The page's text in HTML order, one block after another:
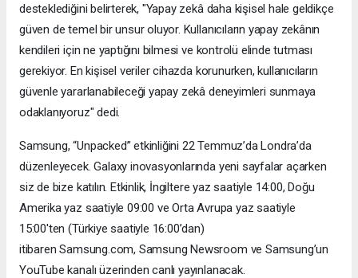
desteklediğini belirterek, "Yapay zekâ daha kişisel hale geldikçe
güven de temel bir unsur oluyor. Kullanıcıların yapay zekânın
kendileri için ne yaptığını bilmesi ve kontrolü elinde tutması
gerekiyor. En kişisel veriler cihazda korunurken, kullanıcıların
güvenle yararlanabileceği yapay zekâ deneyimleri sunmaya
odaklanıyoruz" dedi.
Samsung, “Unpacked” etkinliğini 22 Temmuz’da Londra’da
düzenleyecek. Galaxy inovasyonlarında yeni sayfalar açarken
siz de bize katılın. Etkinlik, İngiltere yaz saatiyle 14:00, Doğu
Amerika yaz saatiyle 09:00 ve Orta Avrupa yaz saatiyle
15:00'ten (Türkiye saatiyle 16:00’dan)
itibaren Samsung.com, Samsung Newsroom ve Samsung’un
YouTube kanalı üzerinden canlı yayınlanacak.